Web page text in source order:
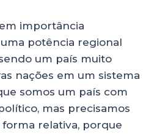
importância
potência regional
um país muito
nações em um sistema
somos um país com
mas precisamos
relativa, porque